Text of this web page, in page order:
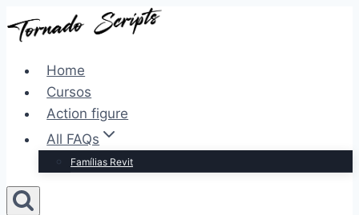
Pular
para
Conteúdo
Home
Cursos
Action figure
All FAQs
Famílias Revit